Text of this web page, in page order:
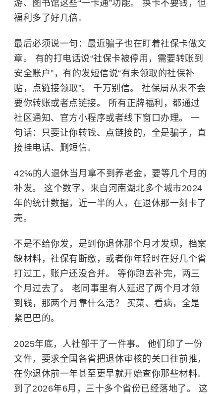
游、图书馆这些“一卡通”功能。 换卡不要钱，但
福利多了好几倍。
最后必须说一句：最近骗子也在盯着社保卡做文
章。 有的打电话说“社保卡被停用，需要转账到
安全账户”，有的发短信说“有未领取的社保补
贴，点链接领取”。 千万别信。 社保局从来不会
要你转账或者点链接。 所有正牌福利，都通过
社区通知、官方小程序或者线下窗口办理。 一
句话：只要让你转钱、点链接的，全是骗子，直
接挂电话、删短信。
42%的人退休当月拿不到养老金，要等几个月的
补发。 这个数字，来自河南湖北多个城市2024
年的统计数据，近一半的人，在退休那一刻卡了
壳。
不是不给你发，是到你退休那个月才发现，档案
缺材料，社保有断缴，或者你年轻时在好几个省
打过工，账户还没合并。 等你跑去补完，两三
个月过去了。 老同事里有人延迟了两个月才领
到钱，那两个月靠什么活？ 买菜、看病，全是
紧巴巴的。
2025年底，人社部干了一件事。 他们印了一份
文件，要求全国各省把退休审核的关口往前推，
在你退休前一年甚至更早就开始查你那些材料。
到了2026年6月，三十多个省份已经落地了。 这